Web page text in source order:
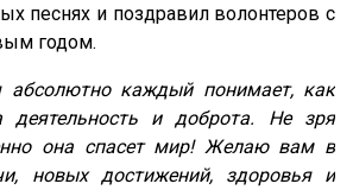
песнях и поздравил волонтеров с
годом.
абсолютно каждый понимает, как
и доброта. Не зря
она спасет мир! Желаю вам в
новых достижений, здоровья и